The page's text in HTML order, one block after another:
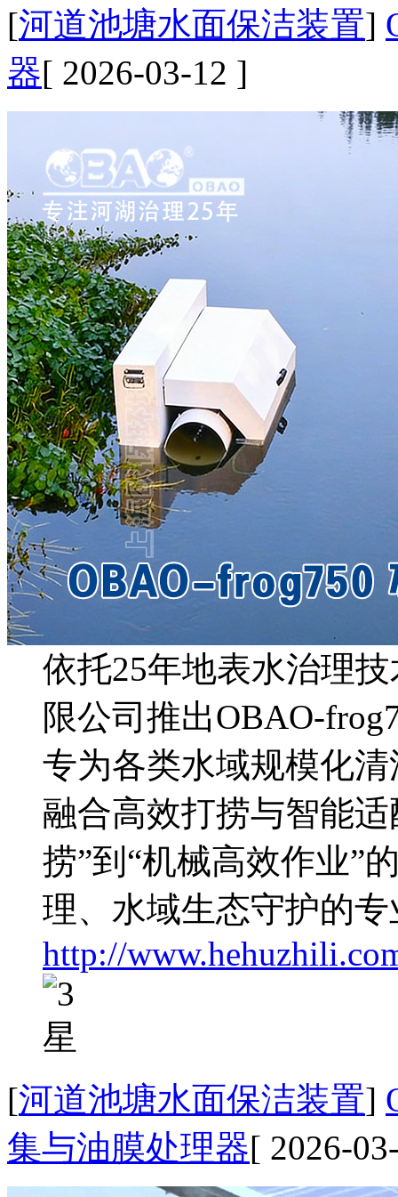
[河道池塘水面保洁装置]
器[ 2026-03-12 ]
依托25年地表水治理
限公司推出OBAO-
专为各类水域规模化
融合高效打捞与智能
捞”到“机械高效作业”
理、水域生态守护的
http://
[河道池塘水面保洁装置]
集与油膜处理器[ 2026-